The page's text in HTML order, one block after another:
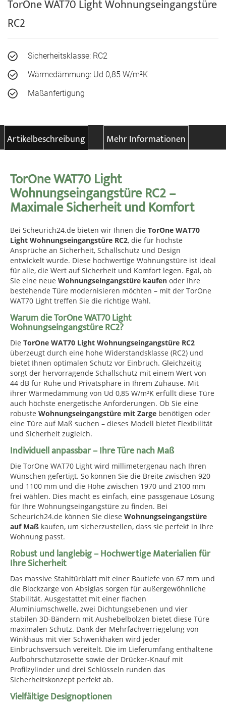
TorOne WAT70 Light Wohnungseingangstüre
RC2
Sicherheitsklasse: RC2
Wärmedämmung: Ud 0,85 W/m²K
Maßanfertigung
Artikelbeschreibung Mehr Informationen
TorOne WAT70 Light
Wohnungseingangstüre RC2 –
Maximale Sicherheit und Komfort
Bei Scheurich24.de bieten wir Ihnen die TorOne WAT70
Light Wohnungseingangstüre RC2, die für höchste
Ansprüche an Sicherheit, Schallschutz und Design
entwickelt wurde. Diese hochwertige Wohnungstüre ist ideal
für alle, die Wert auf Sicherheit und Komfort legen. Egal, ob
Sie eine neue Wohnungseingangstüre kaufen oder Ihre
bestehende Türe modernisieren möchten – mit der TorOne
WAT70 Light treffen Sie die richtige Wahl.
Warum die TorOne WAT70 Light
Wohnungseingangstüre RC2?
Die TorOne WAT70 Light Wohnungseingangstüre RC2
überzeugt durch eine hohe Widerstandsklasse (RC2) und
bietet Ihnen optimalen Schutz vor Einbruch. Gleichzeitig
sorgt der hervorragende Schallschutz mit einem Wert von
44 dB für Ruhe und Privatsphäre in Ihrem Zuhause. Mit
ihrer Wärmedämmung von Ud 0,85 W/m²K erfüllt diese Türe
auch höchste energetische Anforderungen. Ob Sie eine
robuste Wohnungseingangstüre mit Zarge benötigen oder
eine Türe auf Maß suchen – dieses Modell bietet Flexibilität
und Sicherheit zugleich.
Individuell anpassbar – Ihre Türe nach Maß
Die TorOne WAT70 Light wird millimetergenau nach Ihren
Wünschen gefertigt. So können Sie die Breite zwischen 920
und 1100 mm und die Höhe zwischen 1970 und 2100 mm
frei wählen. Dies macht es einfach, eine passgenaue Lösung
für Ihre Wohnungseingangstüre zu finden. Bei
Scheurich24.de können Sie diese Wohnungseingangstüre
auf Maß kaufen, um sicherzustellen, dass sie perfekt in Ihre
Wohnung passt.
Robust und langlebig – Hochwertige Materialien für
Ihre Sicherheit
Das massive Stahltürblatt mit einer Bautiefe von 67 mm und
die Blockzarge von Absiglas sorgen für außergewöhnliche
Stabilität. Ausgestattet mit einer flachen
Aluminiumschwelle, zwei Dichtungsebenen und vier
stabilen 3D-Bändern mit Aushebelbolzen bietet diese Türe
maximalen Schutz. Dank der Mehrfachverriegelung von
Winkhaus mit vier Schwenkhaken wird jeder
Einbruchsversuch vereitelt. Die im Lieferumfang enthaltene
Aufbohrschutzrosette sowie der Drücker-Knauf mit
Profilzylinder und drei Schlüsseln runden das
Sicherheitskonzept perfekt ab.
Vielfältige Designoptionen